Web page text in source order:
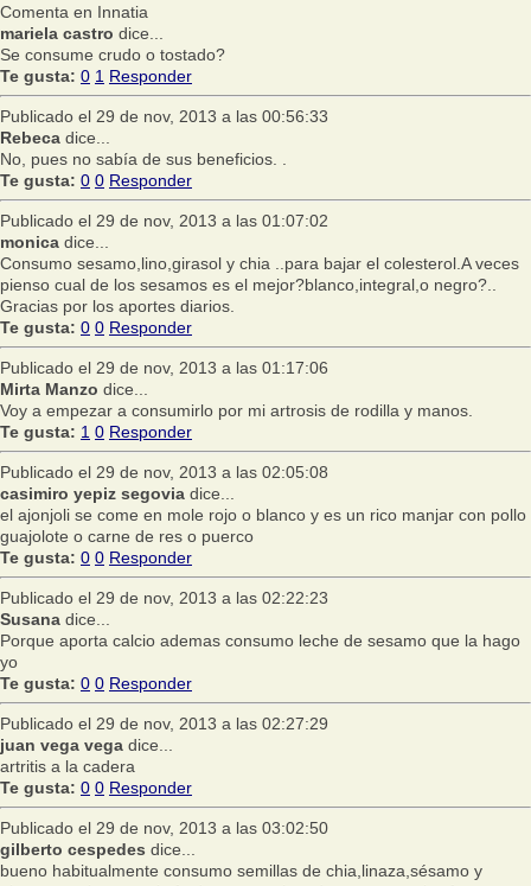
Comenta en Innatia
mariela castro dice...
Se consume crudo o tostado?
Te gusta: 0 1 Responder
Publicado el 29 de nov, 2013 a las 00:56:33
Rebeca dice...
No, pues no sabía de sus beneficios. .
Te gusta: 0 0 Responder
Publicado el 29 de nov, 2013 a las 01:07:02
monica dice...
Consumo sesamo,lino,girasol y chia ..para bajar el colesterol.A veces
pienso cual de los sesamos es el mejor?blanco,integral,o negro?..
Gracias por los aportes diarios.
Te gusta: 0 0 Responder
Publicado el 29 de nov, 2013 a las 01:17:06
Mirta Manzo dice...
Voy a empezar a consumirlo por mi artrosis de rodilla y manos.
Te gusta: 1 0 Responder
Publicado el 29 de nov, 2013 a las 02:05:08
casimiro yepiz segovia dice...
el ajonjoli se come en mole rojo o blanco y es un rico manjar con pollo
guajolote o carne de res o puerco
Te gusta: 0 0 Responder
Publicado el 29 de nov, 2013 a las 02:22:23
Susana dice...
Porque aporta calcio ademas consumo leche de sesamo que la hago
yo
Te gusta: 0 0 Responder
Publicado el 29 de nov, 2013 a las 02:27:29
juan vega vega dice...
artritis a la cadera
Te gusta: 0 0 Responder
Publicado el 29 de nov, 2013 a las 03:02:50
gilberto cespedes dice...
bueno habitualmente consumo semillas de chia,linaza,sésamo y